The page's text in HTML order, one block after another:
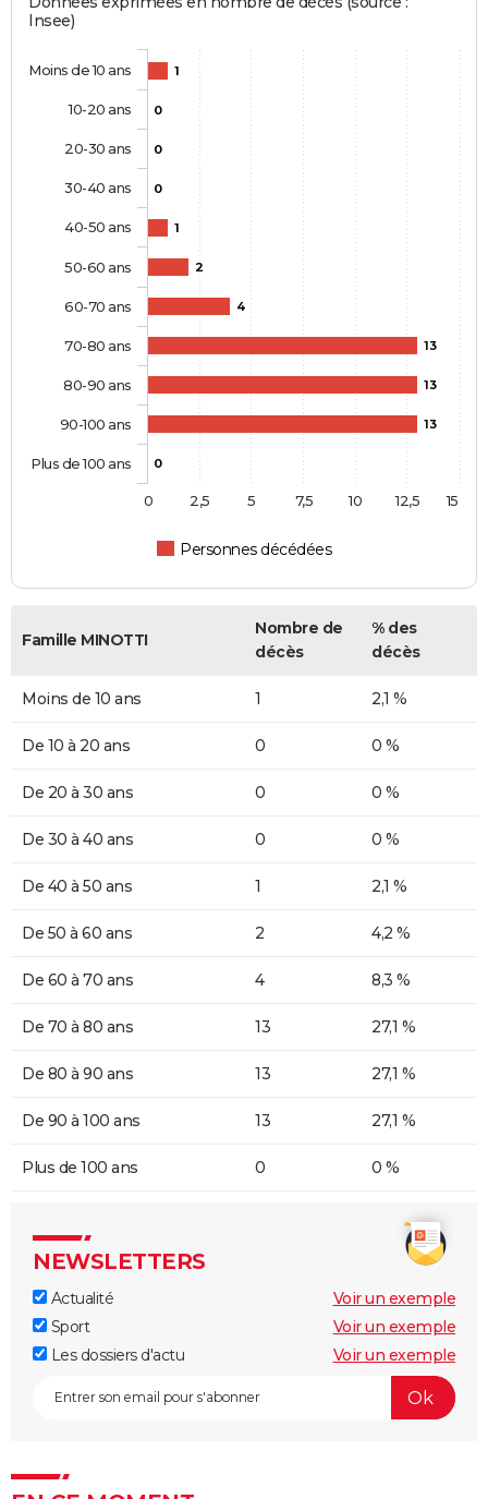
Insee)
1
0
0
0
1
2
4
13
13
13
0
Personnes décédées
Moins de 10 ans
10-20 ans
20-30 ans
30-40 ans
40-50 ans
50-60 ans
60-70 ans
70-80 ans
80-90 ans
90-100 ans
Plus de 100 ans
0 2,5 5 7,5 10 12,5 15
Famille MINOTTI
Nombre de
décès
% des
décès
Moins de 10 ans 1 2,1 %
De 10 à 20 ans 0 0 %
De 20 à 30 ans 0 0 %
De 30 à 40 ans 0 0 %
De 40 à 50 ans 1 2,1 %
De 50 à 60 ans 2 4,2 %
De 60 à 70 ans 4 8,3 %
De 70 à 80 ans 13 27,1 %
De 80 à 90 ans 13 27,1 %
De 90 à 100 ans 13 27,1 %
Plus de 100 ans 0 0 %
NEWSLETTERS
Actualité
Voir un exemple
Sport
Voir un exemple
Les dossiers d'actu
Voir un exemple